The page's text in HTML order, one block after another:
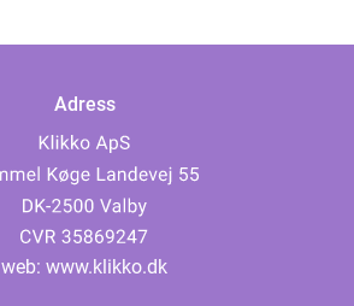
Adress
web: www.klikko.dk